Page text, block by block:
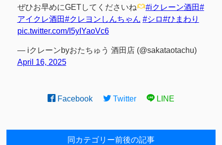
ぜひお早めにGETしてくださいね
#iクレーン酒田#
アイクレ酒田#クレヨンしんちゃん #シロ#ひまわり
pic.twitter.com/I5yIYaoVc6
— iクレーンbyおたちゅう 酒田店 (@sakataotachu)
April 16, 2025
Facebook Twitter LINE
同カテゴリー前後の記事